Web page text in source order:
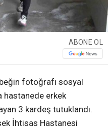
ABONE OL
fotoğrafı sosyal
hastanede erkek
3 kardeş tutuklandı.
İhtisas Hastanesi